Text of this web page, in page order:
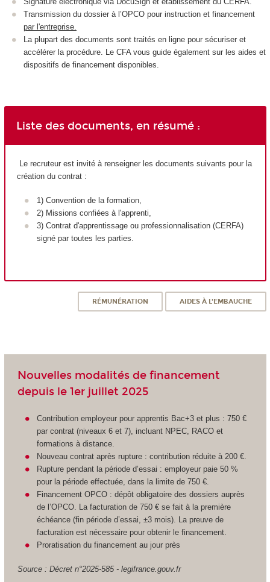
Transmission du dossier à l’OPCO pour instruction et financement
par l'entreprise.
La plupart des documents sont traités en ligne pour sécuriser et
accélérer la procédure. Le CFA vous guide également sur les aides et
dispositifs de financement disponibles.
Liste des documents, en résumé :
Le recruteur est invité à renseigner les documents suivants pour la
création du contrat :
1) Convention de la formation,
2) Missions confiées à l'apprenti,
3) Contrat d'apprentissage ou professionnalisation (CERFA)
signé par toutes les parties.
RÉMUNÉRATION AIDES À L'EMBAUCHE
Nouvelles modalités de financement
depuis le 1er juillet 2025
Contribution employeur pour apprentis Bac+3 et plus : 750 €
par contrat (niveaux 6 et 7), incluant NPEC, RACO et
formations à distance.
Nouveau contrat après rupture : contribution réduite à 200 €.
Rupture pendant la période d’essai : employeur paie 50 %
pour la période effectuée, dans la limite de 750 €.
Financement OPCO : dépôt obligatoire des dossiers auprès
de l’OPCO. La facturation de 750 € se fait à la première
échéance (fin période d’essai, ±3 mois). La preuve de
facturation est nécessaire pour obtenir le financement.
Proratisation du financement au jour près
Source : Décret n°2025-585 - legifrance.gouv.fr